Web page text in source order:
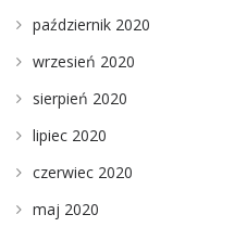
październik 2020
wrzesień 2020
sierpień 2020
lipiec 2020
czerwiec 2020
maj 2020